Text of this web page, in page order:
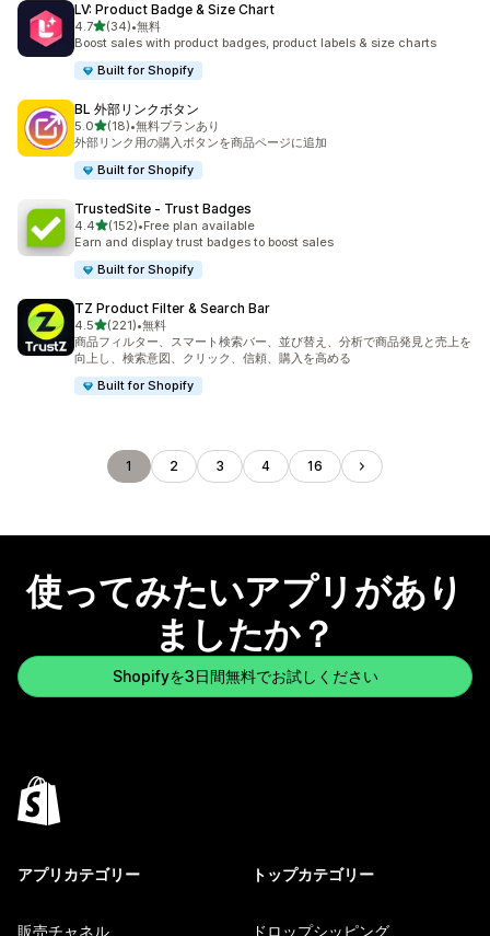
LV: Product Badge & Size Chart
4.75つ星中
(34)
合計レビュー数：34件
•無料
Boost sales with product badges, product labels & size charts
Built for Shopify
BL 外部リンクボタン
5.05つ星中
(18)
合計レビュー数：18件
•無料プランあり
外部リンク用の購入ボタンを商品ページに追加
Built for Shopify
TrustedSite ‑ Trust Badges
4.45つ星中
(152)
合計レビュー数：152件
•Free plan available
Earn and display trust badges to boost sales
Built for Shopify
TZ Product Filter & Search Bar
4.55つ星中
(221)
合計レビュー数：221件
•無料
商品フィルター、スマート検索バー、並び替え、分析で商品発見と売上を
向上し、検索意図、クリック、信頼、購入を高める
Built for Shopify
1 2 3 4 16
使ってみたいアプリがあり
ましたか？
Shopifyを3日間無料でお試しください
アプリカテゴリー
販売チャネル
トップカテゴリー
ドロップシッピング